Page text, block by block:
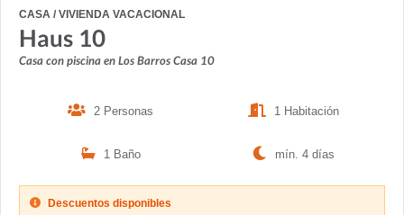
CASA / VIVIENDA VACACIONAL
Haus 10
Casa con piscina en Los Barros Casa 10
2 Personas 1 Habitación
1 Baño mín. 4 días
Descuentos disponibles